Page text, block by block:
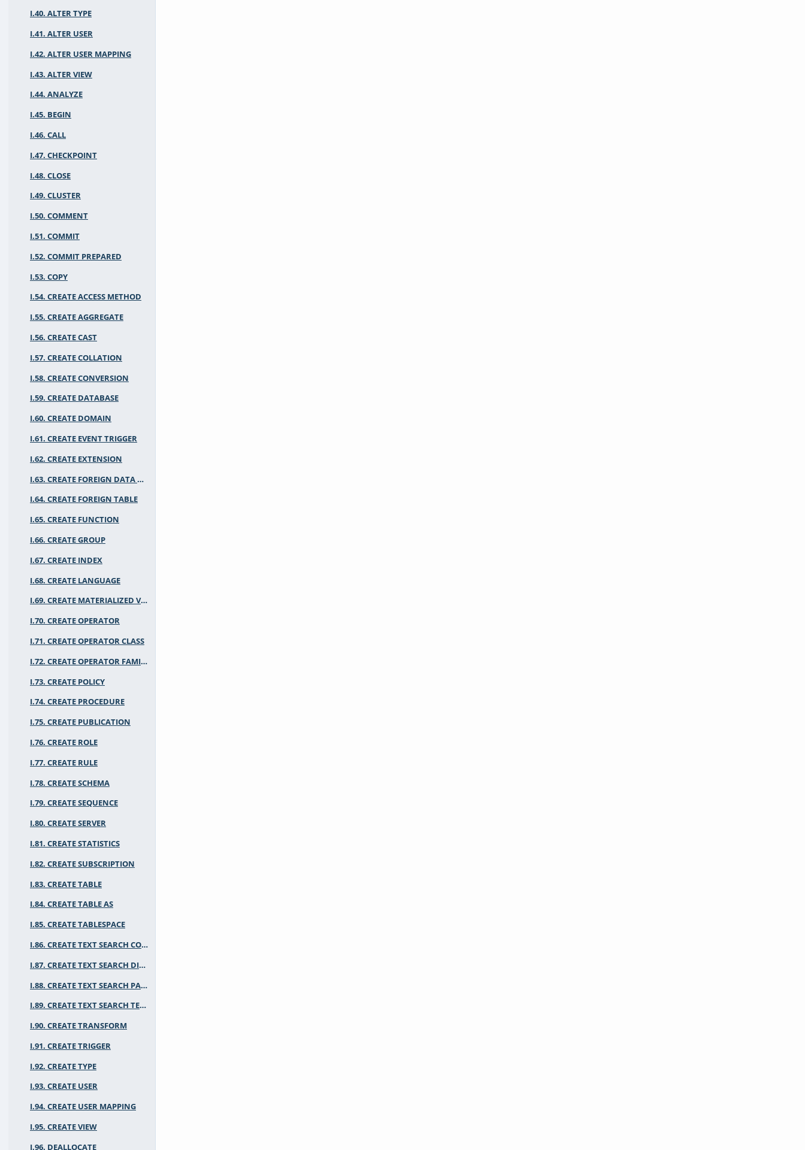
I.40. ALTER TYPE
I.41. ALTER USER
I.42. ALTER USER MAPPING
I.43. ALTER VIEW
I.44. ANALYZE
I.45. BEGIN
I.46. CALL
I.47. CHECKPOINT
I.48. CLOSE
I.49. CLUSTER
I.50. COMMENT
I.51. COMMIT
I.52. COMMIT PREPARED
I.53. COPY
I.54. CREATE ACCESS METHOD
I.55. CREATE AGGREGATE
I.56. CREATE CAST
I.57. CREATE COLLATION
I.58. CREATE CONVERSION
I.59. CREATE DATABASE
I.60. CREATE DOMAIN
I.61. CREATE EVENT TRIGGER
I.62. CREATE EXTENSION
I.63. CREATE FOREIGN DATA WRAPPER
I.64. CREATE FOREIGN TABLE
I.65. CREATE FUNCTION
I.66. CREATE GROUP
I.67. CREATE INDEX
I.68. CREATE LANGUAGE
I.69. CREATE MATERIALIZED VIEW
I.70. CREATE OPERATOR
I.71. CREATE OPERATOR CLASS
I.72. CREATE OPERATOR FAMILY
I.73. CREATE POLICY
I.74. CREATE PROCEDURE
I.75. CREATE PUBLICATION
I.76. CREATE ROLE
I.77. CREATE RULE
I.78. CREATE SCHEMA
I.79. CREATE SEQUENCE
I.80. CREATE SERVER
I.81. CREATE STATISTICS
I.82. CREATE SUBSCRIPTION
I.83. CREATE TABLE
I.84. CREATE TABLE AS
I.85. CREATE TABLESPACE
I.86. CREATE TEXT SEARCH CONFIGURATION
I.87. CREATE TEXT SEARCH DICTIONARY
I.88. CREATE TEXT SEARCH PARSER
I.89. CREATE TEXT SEARCH TEMPLATE
I.90. CREATE TRANSFORM
I.91. CREATE TRIGGER
I.92. CREATE TYPE
I.93. CREATE USER
I.94. CREATE USER MAPPING
I.95. CREATE VIEW
I.96. DEALLOCATE